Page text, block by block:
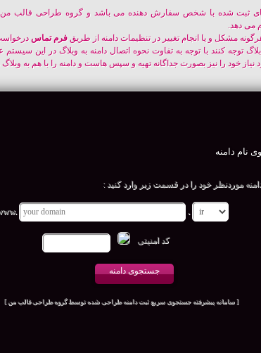
ثبت شده با شخص سفارش دهنده می باشد و گروه طراحی قالب من
می دهد.
مشکل و یا انجام تغییر در تنظیمات دامنه از طریق فرم تماس
توجه کنند با توجه به تفاوت نحوه اتصال دامنه به وبلاگ در این سیستم
نیاز خود را نیز بصورت جداگانه تهیه و سپس هاست و دامنه را با هم به